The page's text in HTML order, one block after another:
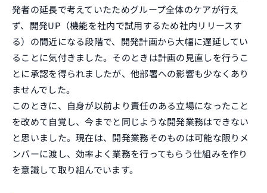
発者の延長で考えていたためグループ全体のケアが行え
ず、開発UP（機能を社内で試用するため社内リリースす
る）の間近になる段階で、開発計画から大幅に遅延してい
ることに気付きました。そのときは計画の見直しを行うこ
とに承認を得られましたが、他部署への影響も少なくあり
ませんでした。
このときに、自身が以前より責任のある立場になったこと
を改めて自覚し、今までと同じような開発業務はできない
と思いました。現在は、開発業務そのものは可能な限りメ
ンバーに渡し、効率よく業務を行ってもらう仕組みを作り
を意識して取り組んでいます。